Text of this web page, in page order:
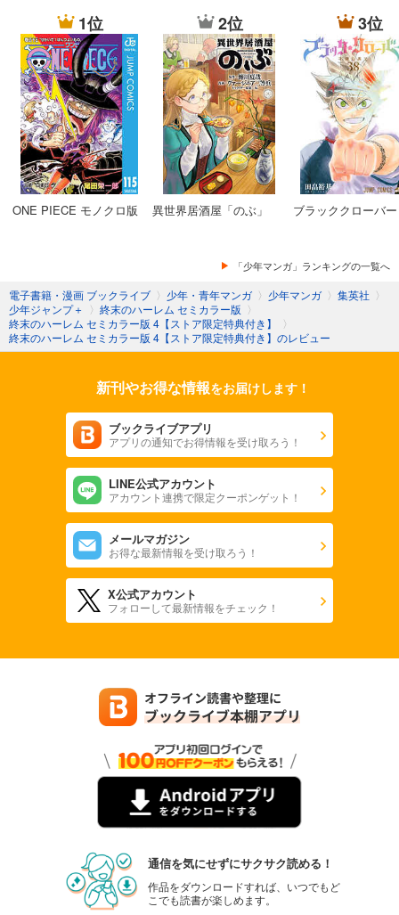
終末のハーレム セミカラー版 12
終末のハーレム セミカラー版 13
終末のハーレム セミカラー版 14
終末のハーレム セミカラー版 15
終末のハーレム セミカラー版 16
終末のハーレム セミカラー版 17
1位
ONE PIECE モノクロ版
2位
異世界居酒屋「のぶ」
3位
ブラッククローバー
「少年マンガ」ランキングの一覧へ
電子書籍・漫画 ブックライブ 〉 少年・青年マンガ 〉 少年マンガ 〉 集英社 〉
少年ジャンプ＋ 〉 終末のハーレム セミカラー版 〉
終末のハーレム セミカラー版 4【ストア限定特典付き】
〉
終末のハーレム セミカラー版 4【ストア限定特典付き】のレビュー
新刊やお得な情報をお届けします！
ブックライブアプリ
アプリの通知でお得情報を受け取ろう！
LINE公式アカウント
アカウント連携で限定クーポンゲット！
メールマガジン
お得な最新情報を受け取ろう！
X公式アカウント
フォローして最新情報をチェック！
通信を気にせずにサクサク読める！
作品をダウンロードすれば、いつでもど
こでも読書が楽しめます。